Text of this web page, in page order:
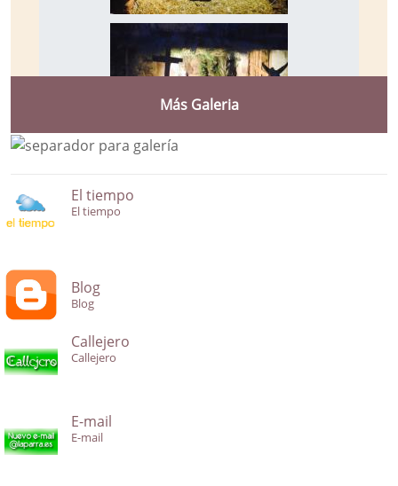
Más Galeria
El tiempo
El tiempo
Blog
Blog
Callejero
Callejero
E-mail
E-mail